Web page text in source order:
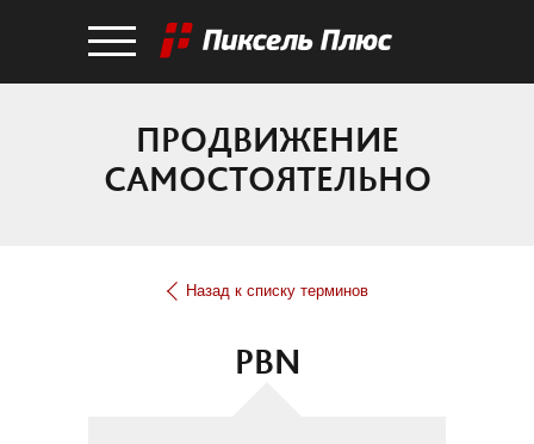
ПРОДВИЖЕНИЕ
САМОСТОЯТЕЛЬНО
Назад к списку терминов
PBN